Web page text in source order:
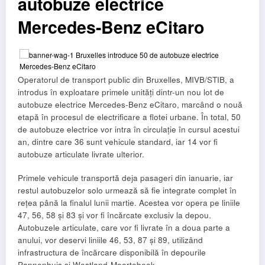
Mercedes-Benz eCitaro
Operatorul de transport public din Bruxelles, MIVB/STIB, a
introdus în exploatare primele unități dintr-un nou lot de
autobuze electrice Mercedes-Benz eCitaro, marcând o nouă
etapă în procesul de electrificare a flotei urbane. În total, 50
de autobuze electrice vor intra în circulație în cursul acestui
an, dintre care 36 sunt vehicule standard, iar 14 vor fi
autobuze articulate livrate ulterior.
Primele vehicule transportă deja pasageri din ianuarie, iar
restul autobuzelor solo urmează să fie integrate complet în
rețea până la finalul lunii martie. Acestea vor opera pe liniile
47, 56, 58 și 83 și vor fi încărcate exclusiv la depou.
Autobuzele articulate, care vor fi livrate în a doua parte a
anului, vor deservi liniile 46, 53, 87 și 89, utilizând
infrastructura de încărcare disponibilă în depourile